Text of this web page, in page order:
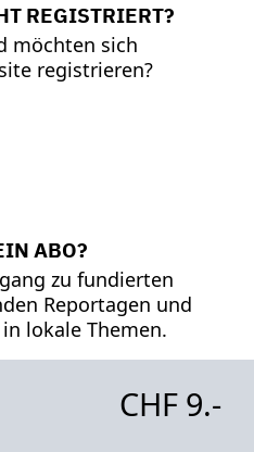
REGISTRIERT?
möchten sich
registrieren?
ABO?
zu fundierten
Reportagen und
lokale Themen.
CHF 9.-